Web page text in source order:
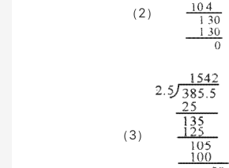
（2）
（3）